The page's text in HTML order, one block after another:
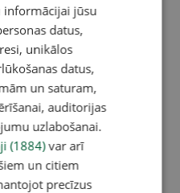
informācijai jūsu
datus,
unikālos
datus,
un saturam,
auditorijas
uzlabošanai.
(1884)var arī
un citiem
precīzus